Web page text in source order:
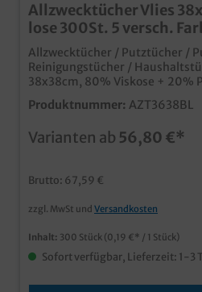
Allzwecktücher Vlies
lose 300St. 5 versch.
Allzwecktücher / Putztücher /
Reinigungstücher /
38x38cm, 80% Viskose + 20%
Karton, verschiedene Farben gemäß
Reinigung und Hygiene in
Hygienevorgaben an
günstigen
Produktnummer: AZT3638BL
Varianten ab 56,80 €*
Brutto: 67,59 €
zzgl. MwSt und Versandkosten
Inhalt: 300 Stück (0,19 €* / 1 Stück)
Sofort verfügbar, Lieferzeit: 1-3